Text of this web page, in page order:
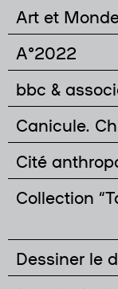
Art et
A°2022
bbc &
Canicule.
Cité
Collection
Dessiner le